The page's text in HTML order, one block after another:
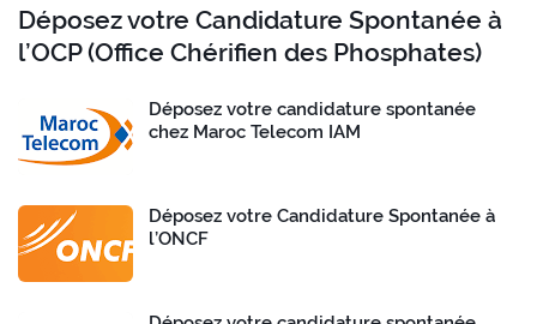
Déposez votre Candidature Spontanée à
l’OCP (Office Chérifien des Phosphates)
Déposez votre candidature spontanée
chez Maroc Telecom IAM
Déposez votre Candidature Spontanée à
l’ONCF